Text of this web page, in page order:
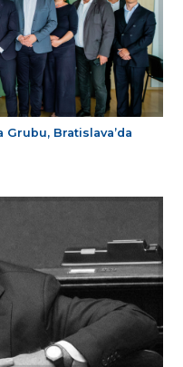
Grubu, Bratislava’da